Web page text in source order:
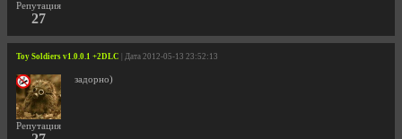
Репутация
27
Toy Soldiers v1.0.0.1 +2DLC | Дата 2012-05-13 23:52:13
Репутация
задорно)